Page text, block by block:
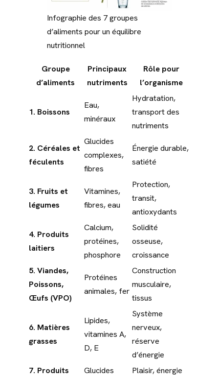
Infographie des 7 groupes
d’aliments pour un équilibre
nutritionnel
Groupe
d’aliments
Principaux
nutriments
Rôle pour
l’organisme
1. Boissons
Eau,
minéraux
Hydratation,
transport des
nutriments
2. Céréales et
féculents
Glucides
complexes,
fibres
Énergie durable,
satiété
3. Fruits et
légumes
Vitamines,
fibres, eau
Protection,
transit,
antioxydants
4. Produits
laitiers
Calcium,
protéines,
phosphore
Solidité
osseuse,
croissance
5. Viandes,
Poissons,
Œufs (VPO)
Protéines
animales, fer
Construction
musculaire,
tissus
6. Matières
grasses
Lipides,
vitamines A,
D, E
Système
nerveux,
réserve
d’énergie
7. Produits
Glucides
Plaisir, énergie